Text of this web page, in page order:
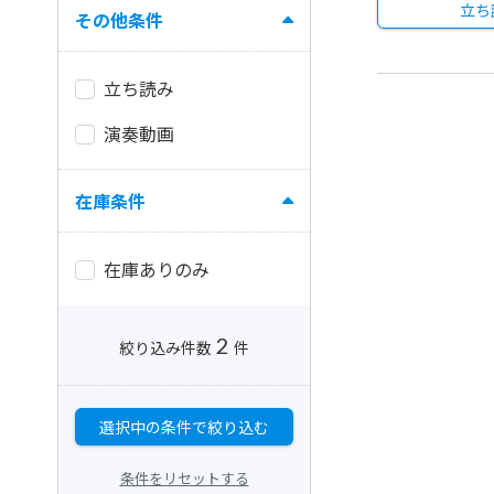
立
その他条件
立ち読み
演奏動画
在庫条件
在庫ありのみ
絞り込み件数 2 件
選択中の条件で絞り込む
条件をリセットする